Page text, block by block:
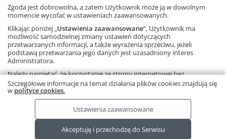
E-book
Matematyka, szkoła podstawowa
ISBN: 9788381183529
Ta strona używa plików cookies.
Zgoda jest dobrowolna, a zatem Użytkownik może ją w dowolnym
momencie wycofać w ustawieniach zaawansowanych.
Klikając poniżej „Ustawienia zaawansowane”, Użytkownik ma
możliwość samodzielnej zmiany ustawień dotyczących
przetwarzanych informacji, a także wyrażenia sprzeciwu, jeżeli
podstawą przetwarzania jego danych jest uzasadniony interes
Administratora.
Należy pamiętać, że korzystanie ze strony internetowej bez
zmiany ustawień oznacza, że pliki cookies będą zapisywane na
urządzeniu końcowym Użytkownika.
Szczegółowe informacje na temat działania plików cookies znajdują się
w polityce cookies.
Ustawienia zaawansowane
Akceptuję i przechodzę do Serwisu